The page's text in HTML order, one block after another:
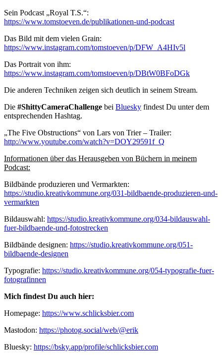
Sein Podcast „Royal T.S.“:
https://www.tomstoeven.de/publikationen-und-podcast
Das Bild mit dem vielen Grain:
https://www.instagram.com/tomstoeven/p/DFW_A4HIv5l
Das Portrait von ihm:
https://www.instagram.com/tomstoeven/p/DBtW0BFoDGk
Die anderen Techniken zeigen sich deutlich in seinem Stream.
Die #ShittyCameraChallenge bei Bluesky findest Du unter dem
entsprechenden Hashtag.
„The Five Obstructions“ von Lars von Trier – Trailer:
http://www.youtube.com/watch?v=DOY29591f_Q
Informationen über das Herausgeben von Büchern in meinem
Podcast:
Bildbände produzieren und Vermarkten:
https://studio.kreativkommune.org/031-bildbaende-produzieren-und-
vermarkten
Bildauswahl: https://studio.kreativkommune.org/034-bildauswahl-
fuer-bildbaende-und-fotostrecken
Bildbände designen: https://studio.kreativkommune.org/051-
bildbaende-designen
Typografie: https://studio.kreativkommune.org/054-typografie-fuer-
fotografinnen
Mich findest Du auch hier:
Homepage: https://www.schlicksbier.com
Mastodon: https://photog.social/web/@erik
Bluesky: https://bsky.app/profile/schlicksbier.com